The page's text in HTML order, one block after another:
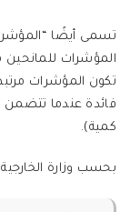
المؤشرات للمانحين
تكون المؤشرات
فائدة عندما تتضمن
كمية).
بحسب وزارة